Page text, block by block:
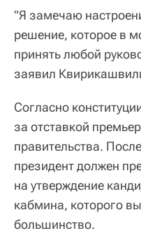
"Я замечаю
решение, которое в
принять любой
заявил
Согласно
за отставкой
правительства.
президент должен
на утверждение
кабмина, которого
большинство.